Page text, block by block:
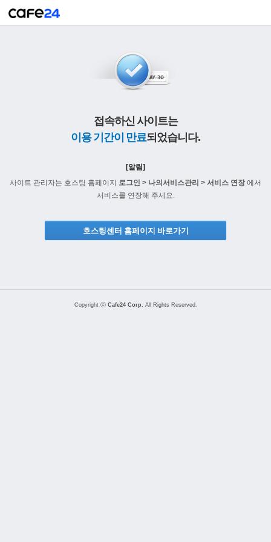
접속하신 사이트는
이용 기간이 만료되었습니다.
[알림]
사이트 관리자는 호스팅 홈페이지 로그인 > 나의서비스관리 > 서비스 연장에서
서비스를 연장해 주세요.
호스팅센터 홈페이지 바로가기
Copyright ⓒ Cafe24 Corp. All Rights Reserved.